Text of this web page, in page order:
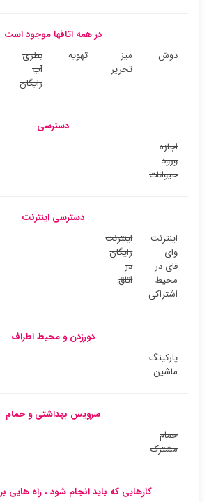
در همه اتاقها موجود است
دوش
میز
تحریر
تهویه
بطری
آب
رایگان
دسترسی
اجازه
ورود
حیوانات
دسترسی اینترنت
اینترنت
وای
فای در
محیط
اشتراکی
اینترنت
رایگان
در
اتاق
دورزدن و محیط اطراف
پارکینگ
ماشین
سرویس بهداشتی و حمام
حمام
مشترک
کارهایی که باید انجام شود ، راه هایی